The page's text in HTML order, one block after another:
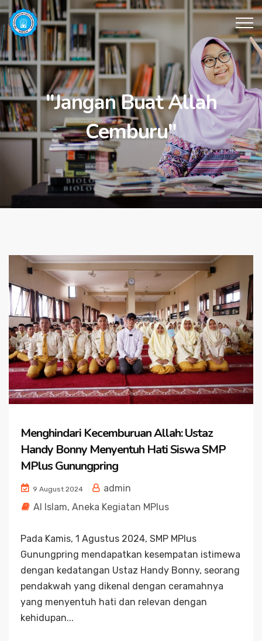
"Jangan Buat Allah
Cemburu"
Menghindari Kecemburuan Allah: Ustaz
Handy Bonny Menyentuh Hati Siswa SMP
MPlus Gunungpring
9 August 2024
admin
Al Islam, Aneka Kegiatan MPlus
Pada Kamis, 1 Agustus 2024, SMP MPlus
Gunungpring mendapatkan kesempatan istimewa
dengan kedatangan Ustaz Handy Bonny, seorang
pendakwah yang dikenal dengan ceramahnya
yang menyentuh hati dan relevan dengan
kehidupan...